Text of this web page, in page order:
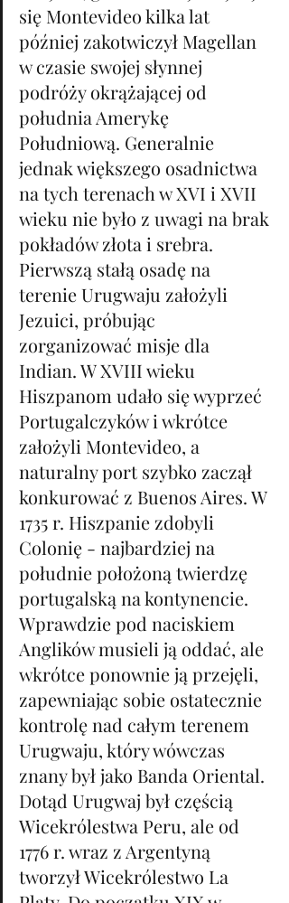
się Montevideo kilka lat
później zakotwiczył Magellan
w czasie swojej słynnej
podróży okrążającej od
południa Amerykę
Południową. Generalnie
jednak większego osadnictwa
na tych terenach w XVI i XVII
wieku nie było z uwagi na brak
pokładów złota i srebra.
Pierwszą stałą osadę na
terenie Urugwaju założyli
Jezuici, próbując
zorganizować misje dla
Indian. W XVIII wieku
Hiszpanom udało się wyprzeć
Portugalczyków i wkrótce
założyli Montevideo, a
naturalny port szybko zaczął
konkurować z Buenos Aires. W
1735 r. Hiszpanie zdobyli
Colonię - najbardziej na
południe położoną twierdzę
portugalską na kontynencie.
Wprawdzie pod naciskiem
Anglików musieli ją oddać, ale
wkrótce ponownie ją przejęli,
zapewniając sobie ostatecznie
kontrolę nad całym terenem
Urugwaju, który wówczas
znany był jako Banda Oriental.
Dotąd Urugwaj był częścią
Wicekrólestwa Peru, ale od
1776 r. wraz z Argentyną
tworzył Wicekrólestwo La